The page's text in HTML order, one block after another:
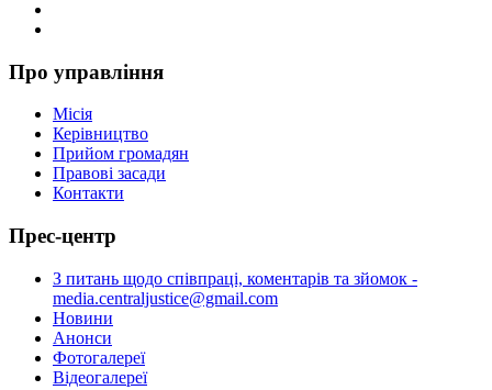
Про управління
Місія
Керівництво
Прийом громадян
Правові засади
Контакти
Прес-центр
З питань щодо співпраці, коментарів та зйомок -
media.centraljustice@gmail.com
Новини
Анонси
Фотогалереї
Відеогалереї